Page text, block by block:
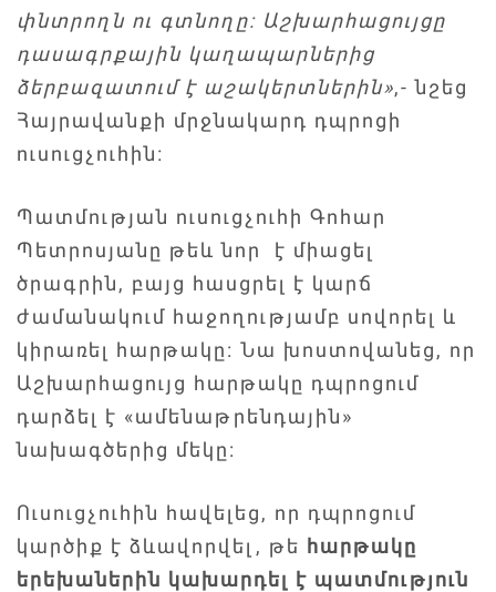
փնտրողն ու գտնողը: Աշխարհացույցը
դասագրքային կաղապարներից
ձերբազատում է աշակերտներին»,- նշեց
Հայրավանքի մրջնակարդ դպրոցի
ուսուցչուհին։
Պատմության ուսուցչուհի Գոհար
Պետրոսյանը թեև նոր է միացել
ծրագրին, բայց հասցրել է կարճ
ժամանակում հաջողությամբ սովորել և
կիրառել հարթակը: Նա խոստովանեց, որ
Աշխարհացույց հարթակը դպրոցում
դարձել է «ամենաթրենդային»
նախագծերից մեկը:
Ուսուցչուհին հավելեց, որ դպրոցում
կարծիք է ձևավորվել, թե հարթակը
երեխաներին կախարդել է պատմություն